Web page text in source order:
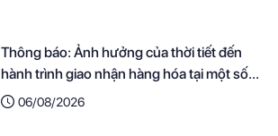
Thông báo: Ảnh hưởng của thời tiết đến
hành trình giao nhận hàng hóa tại một số
khu vực
06/08/2026